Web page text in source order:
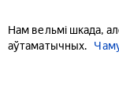
Нам вельмі шкада,
аўтаматычных.